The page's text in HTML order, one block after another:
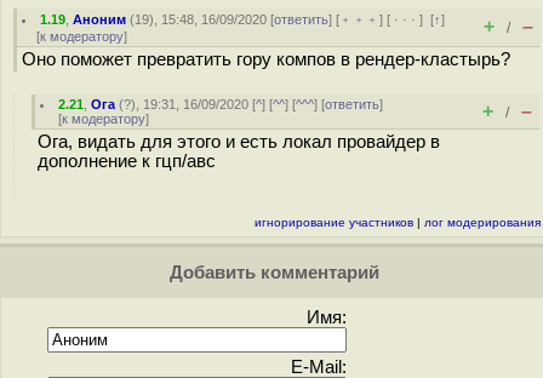
1.19 ,Аноним (19), 15:48, 16/09/2020 [ответить] [ ﹢﹢﹢] [ · · ·][↑]
[к модератору] + / –
Оно поможет превратить гору компов в рендер-кластырь?
2.21 ,Ога (?), 19:31, 16/09/2020 [^] [^^] [^^^] [ответить]
[к модератору] + / –
Ога, видать для этого и есть локал провайдер в
дополнение к гцп/авс
игнорирование участников | лог модерирования
Добавить комментарий
Имя:
E-Mail: